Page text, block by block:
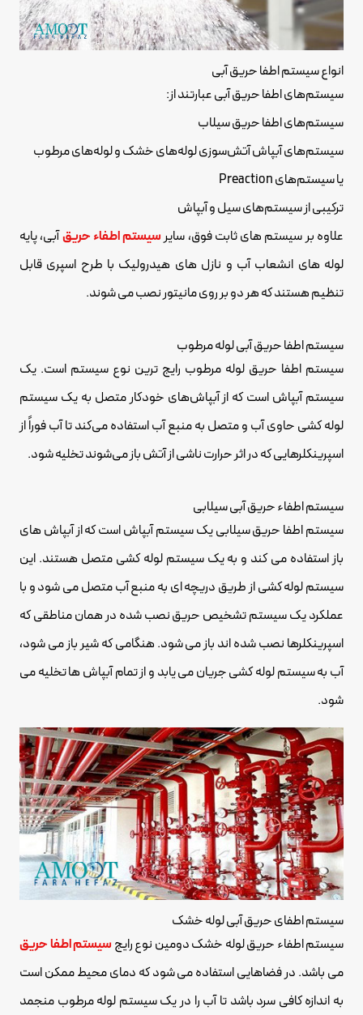
انواع سیستم اطفا حریق آبی
سیستم‌های اطفا حریق آبی عبارتند از:
سیستم‌های اطفا حریق سیلاب
سیستم‌های آبپاش آتش‌سوزی لوله‌های خشک و لوله‌های مرطوب
یا سیستم‌های Preaction
ترکیبی از سیستم‌های سیل و آبپاش
علاوه بر سیستم های ثابت فوق، سایرسیستم اطفاء حریقآبی، پایه
لوله های انشعاب آب و نازل های هیدرولیک با طرح اسپری قابل
تنظیم هستند که هر دو بر روی مانیتور نصب می شوند.
سیستم اطفا حریق آبی لوله مرطوب
سیستم اطفا حریق لوله مرطوب رایج ترین نوع سیستم است. یک
سیستم آبپاش است که از آبپاش‌های خودکار متصل به یک سیستم
لوله‌ کشی حاوی آب و متصل به منبع آب استفاده می‌کند تا آب فوراً از
اسپرینکلرهایی که در اثر حرارت ناشی از آتش باز می‌شوند تخلیه شود.
سیستم اطفاء حریق آبی سیلابی
سیستم اطفا حریق سیلابی یک سیستم آبپاش است که از آبپاش های
باز استفاده می کند و به یک سیستم لوله کشی متصل هستند. این
سیستم لوله کشی از طریق دریچه ای به منبع آب متصل می شود و با
عملکرد یک سیستم تشخیص حریق نصب شده در همان مناطقی که
اسپرینکلرها نصب شده اند باز می شود. هنگامی که شیر باز می شود،
آب به سیستم لوله کشی جریان می یابد و از تمام آبپاش ها تخلیه می
شود.
سیستم اطفای حریق آبی لوله خشک
سیستم اطفاء حریق لوله خشک دومین نوع رایج سیستم اطفا حریق
می باشد. در فضاهایی استفاده می شود که دمای محیط ممکن است
به اندازه کافی سرد باشد تا آب را در یک سیستم لوله مرطوب منجمد